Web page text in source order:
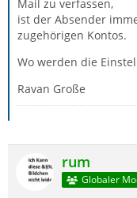
Mail zu verfassen,
ist der Absender
zugehörigen Kontos.
Wo werden die
Ravan Große
rum
Globaler